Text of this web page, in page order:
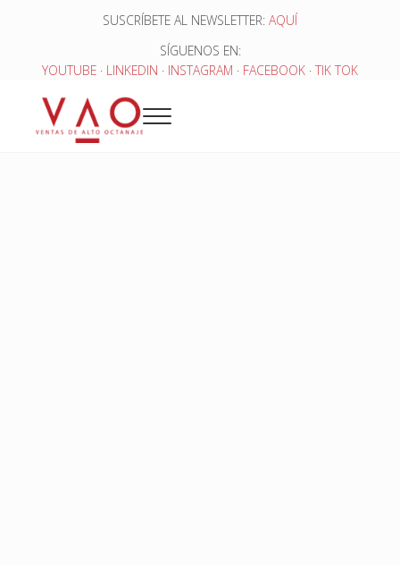
Saltar al contenido principal
Skip to header right navigation
SUSCRÍBETE AL NEWSLETTER: AQUÍ
SÍGUENOS EN:
YOUTUBE · LINKEDIN · INSTAGRAM · FACEBOOK · TIK TOK
Menu